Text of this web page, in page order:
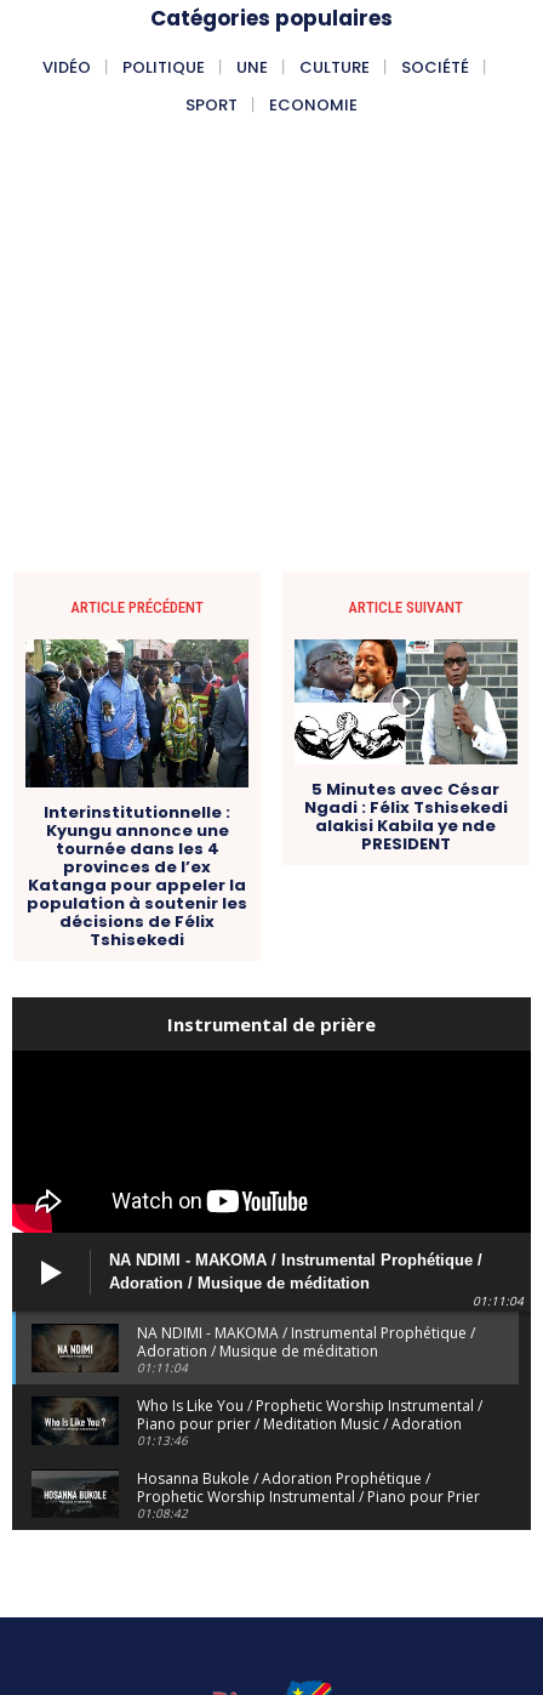
Catégories populaires
VIDÉO POLITIQUE UNE CULTURE
SOCIÉTÉ
SPORT
ECONOMIE
ARTICLE PRÉCÉDENT
Interinstitutionnelle :
Kyungu annonce une
tournée dans les 4
provinces de l’ex
Katanga pour appeler la
population à soutenir les
décisions de Félix
Tshisekedi
ARTICLE SUIVANT
5 Minutes avec César
Ngadi : Félix Tshisekedi
alakisi Kabila ye nde
PRESIDENT
Instrumental de prière
NA NDIMI - MAKOMA / Instrumental Prophétique /
Adoration / Musique de méditation
01:11:04
NA NDIMI - MAKOMA / Instrumental Prophétique /
Adoration / Musique de méditation
01:11:04
Who Is Like You / Prophetic Worship Instrumental /
Piano pour prier / Meditation Music / Adoration
01:13:46
Hosanna Bukole / Adoration Prophétique /
Prophetic Worship Instrumental / Piano pour Prier
01:08:42
Dieu de Secours - God of Rescue / Adoration